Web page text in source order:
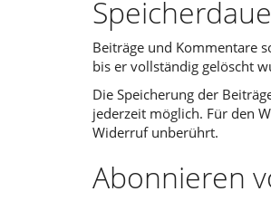
Beiträge und Kommentare
bis er vollständig gelöscht
Die Speicherung der
jederzeit möglich. Für den
Widerruf unberührt.
Abonnieren